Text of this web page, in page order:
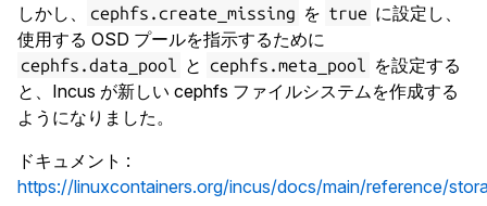
しかし、
cephfs.create_missing を true に設定し、
使用する OSD プールを指示するために
cephfs.data_pool と cephfs.meta_pool を設定する
と、Incus が新しい cephfs ファイルシステムを作成する
ようになりました。
ドキュメント :
https://linuxcontainers.org/incus/docs/main/reference/